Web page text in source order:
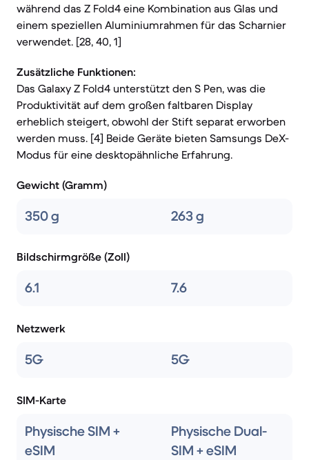
während das Z Fold4 eine Kombination aus Glas und
einem speziellen Aluminiumrahmen für das Scharnier
verwendet. [28, 40, 1]
Zusätzliche Funktionen:
Das Galaxy Z Fold4 unterstützt den S Pen, was die
Produktivität auf dem großen faltbaren Display
erheblich steigert, obwohl der Stift separat erworben
werden muss. [4] Beide Geräte bieten Samsungs DeX-
Modus für eine desktopähnliche Erfahrung.
Gewicht (Gramm)
350 g 263 g
Bildschirmgröße (Zoll)
6.1 7.6
Netzwerk
5G 5G
SIM-Karte
Physische SIM +
eSIM
Physische Dual-
SIM + eSIM